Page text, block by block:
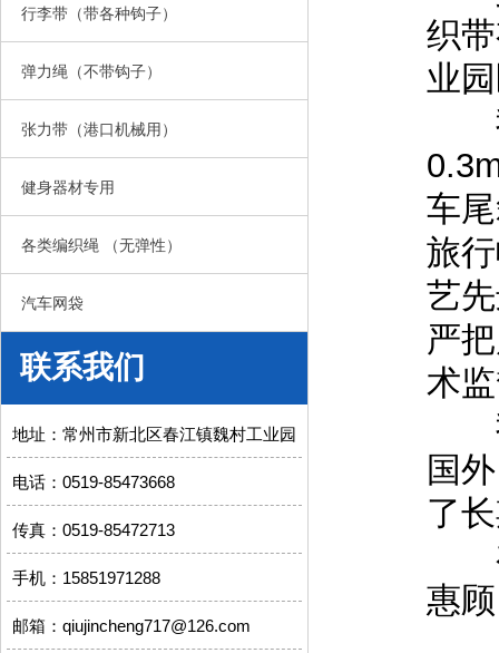
行李带（带各种钩子）
弹力绳（不带钩子）
张力带（港口机械用）
健身器材专用
各类编织绳 （无弹性）
汽车网袋
联系我们
地址：常州市新北区春江镇魏村工业园
电话：0519-85473668
传真：0519-85472713
手机：15851971288
邮箱：qiujincheng717@126.com
织
业
我
车
旅
艺
严
术
我
国
了
在
惠